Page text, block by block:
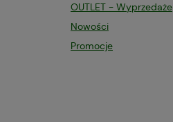
OUTLET - Wyprzedaże
Nowości
Promocje